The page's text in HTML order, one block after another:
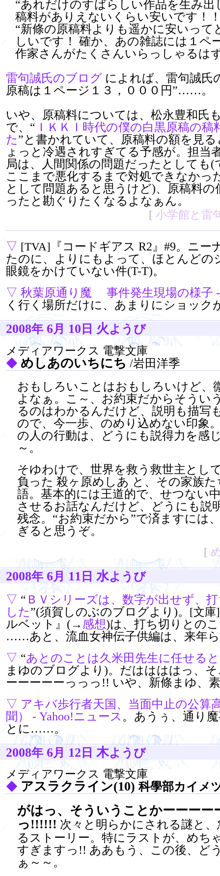
“あれだけのすばらしい作品を生み出
稿料がありえないくらい安いです！
“新條の原稿料よりも遥かに安いって
しいです！ 確か、あの雑誌には１ペ
作家さんがたくさんいらっしゃるは
雷句誠氏のブログ によれば、雷句誠氏
原稿は１ページ１３，０００円”……。
いや、原稿料については、松永豊和氏
で、“ ＩＫＫＩ時代の僕の白黒原稿の
た”と書かれていて、原稿料の額を見
ょっと冷遇されすぎてる予感が。担当
局は、人間関係の問題だったとしても(
ここまで悪化するまで対処できなかっ
として問題あると思うけど)、原稿料
ったと勘ぐりたくなるよなぁん。
[ 小学館と雷
▽ [TVA]
『コードギアス R2』#9。ニー
たのに、よりにもよって、ほとんどの
眼鏡をかけていない件(T-T)。
▽ 秋葉原通り魔 事件発生現場の様子
く行く場所だけに、あまりにショック
2008年 6月 10 日 火ようび
メディアワークス 電撃文庫
◆ めしあのいちにち /岩田洋季
おもしろいことはおもしろいけど、
よなぁ。こ～、お約束だからそうい
るのはわかるんだけど、説明も描写
ので、今一歩、のめり込めない印象
の人の行動は、どうにも説得力を感
～。
そゆわけで、世界を救う救世主とし
負った 殺ヶ原めしあ と、その家族
語。基本的には王道的で、せつない
させるお話なんだけど、どうにも説
残念。“お約束だから”で済ますには
ぎると思うぞ。
[
2008年 6月 11 日 水ようび
▽ “ ＢＶシリーズは、数字が出せず、
した”(須賀しのぶのブログより)。 [文庫]
ルベット』(→ 感想)は、打ち切りとの
……あと、流血女神伝子供編は、来年
▽ “あとのことは久米田先生に任せる
まゆのブログより)。だははははっ、
ーーーーーっっっ!! いや、新條まゆ、
▽ アキバ歩行者天国、当面中止の公算
聞） - Yahoo!ニュース 。あうぅ、通り
とに……。
2008年 6月 12 日 木ようび
メディアワークス 電撃文庫
◆ アスラクライン(10) 科學部カイメ
がはっ、そういうことかーーーー
っ!!!!!! 次々と明らかにされる謎と、
るストーリー。特にラストが、めち
すぎますっ!! ああもう、この後、ど
ぁ～～。